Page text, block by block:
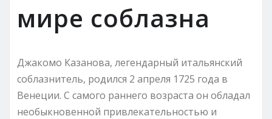
мире соблазна
Джакомо Казанова, легендарный итальянский
соблазнитель, родился 2 апреля 1725 года в
Венеции. С самого раннего возраста он обладал
необыкновенной привлекательностью и